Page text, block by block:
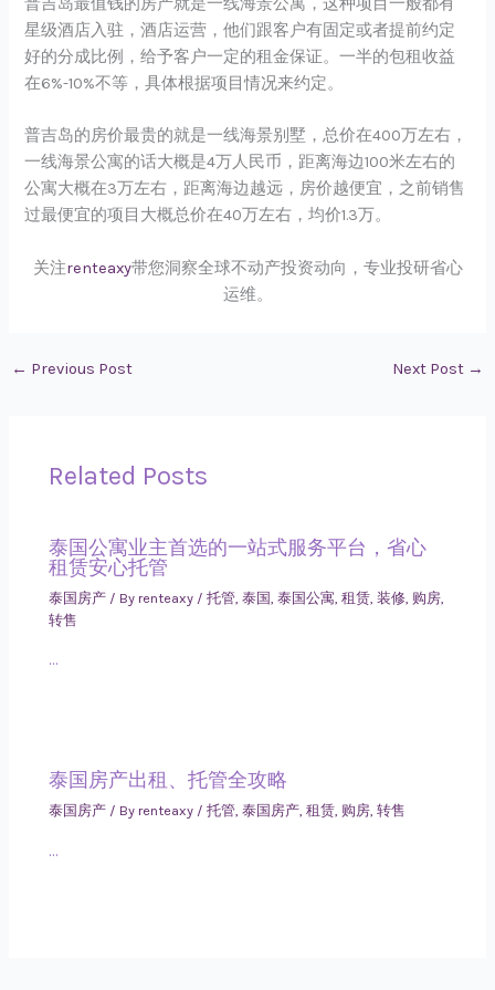
普吉岛最值钱的房产就是一线海景公寓，这种项目一般都有
星级酒店入驻，酒店运营，他们跟客户有固定或者提前约定
好的分成比例，给予客户一定的租金保证。一半的包租收益
在6%-10%不等，具体根据项目情况来约定。
普吉岛的房价最贵的就是一线海景别墅，总价在400万左右，
一线海景公寓的话大概是4万人民币，距离海边100米左右的
公寓大概在3万左右，距离海边越远，房价越便宜，之前销售
过最便宜的项目大概总价在40万左右，均价1.3万。
关注renteaxy带您洞察全球不动产投资动向，专业投研省心
运维。
← Previous Post Next Post →
Related Posts
泰国公寓业主首选的一站式服务平台，省心
租赁安心托管
泰国房产 / By renteaxy /托管 ,泰国 ,泰国公寓 ,租赁 ,装修 购房
转售
…
泰国房产出租、托管全攻略
泰国房产 / By renteaxy /托管,泰国房产,租赁, 购房,转售
…